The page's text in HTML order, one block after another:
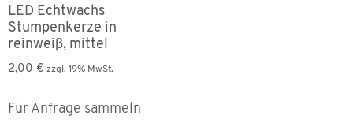
LED Echtwachs
Stumpenkerze in
reinweiß, mittel
2,00 € zzgl. 19% MwSt.
Für Anfrage sammeln